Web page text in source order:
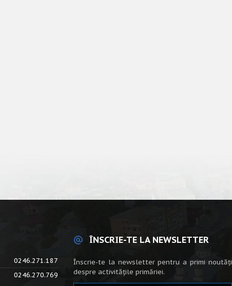
0246.271.187
0246.270.769
ÎNSCRIE-TE LA NEWSLETTER
Înscrie-te la newsletter pentru a primi noutăți
despre activitățile primăriei.